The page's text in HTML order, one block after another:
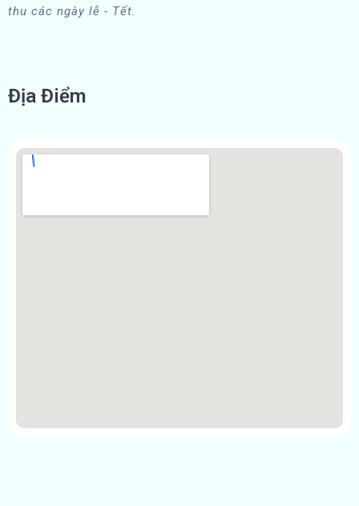
thu các ngày lễ - Tết.
Địa Điểm